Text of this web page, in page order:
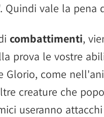
Quindi vale la pena
combattimenti,
prova le vostre
Glorio, come
creature che
useranno